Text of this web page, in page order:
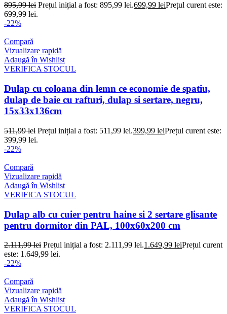
895,99lei Prețul inițial a fost: 895,99 lei.699,99 leiPrețul curent este:
699,99 lei.
-22%
Compară
Vizualizare rapidă
Adaugă în Wishlist
VERIFICA STOCUL
Dulap cu coloana din lemn ce economie de spatiu,
dulap de baie cu rafturi, dulap si sertare, negru,
15x33x136cm
511,99lei Prețul inițial a fost: 511,99 lei.399,99 leiPrețul curent este:
399,99 lei.
-22%
Compară
Vizualizare rapidă
Adaugă în Wishlist
VERIFICA STOCUL
Dulap alb cu cuier pentru haine si 2 sertare glisante
pentru dormitor din PAL, 100x60x200 cm
2.111,99lei Prețul inițial a fost: 2.111,99 lei.1.649,99 leiPrețul curent
este: 1.649,99 lei.
-22%
Compară
Vizualizare rapidă
Adaugă în Wishlist
VERIFICA STOCUL